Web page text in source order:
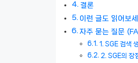
결론
이런 글도 읽어보
자주 묻는 질문
1. SGE 검색
2. SGE의 장